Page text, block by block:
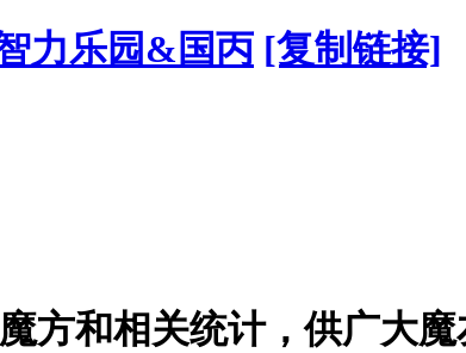
力乐园&国丙 [复制链接]
方和相关统计，供广大